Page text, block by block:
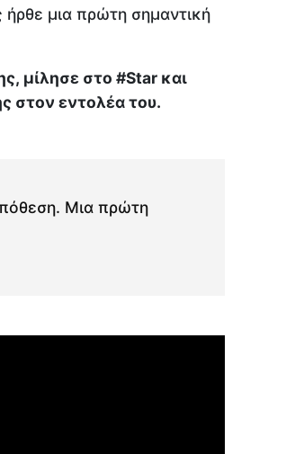
ήρθε μια πρώτη σημαντική
μίλησε στο #Star και
στον εντολέα του.
Mια πρώτη